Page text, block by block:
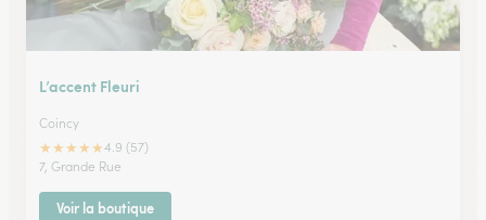
L’accent Fleuri
Coincy
★★★★★4.9 (57)
7, Grande Rue
Voir la boutique